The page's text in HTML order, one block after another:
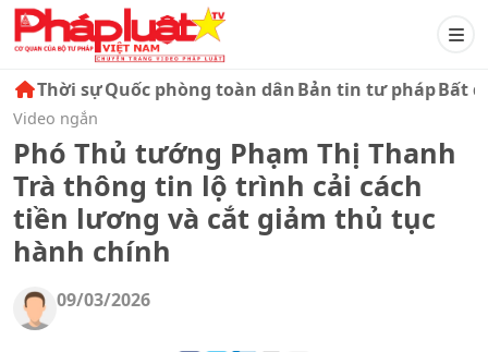
Thời sựQuốc phòng toàn dânBản tin tư phápBất
Video ngắn
Phó Thủ tướng Phạm Thị Thanh
Trà thông tin lộ trình cải cách
tiền lương và cắt giảm thủ tục
hành chính
09/03/2026